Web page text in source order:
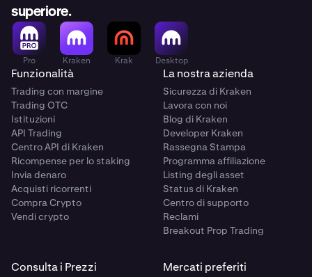
superiore.
Pro Kraken Krak Desktop
Funzionalità
Trading con margine
Trading OTC
Istituzioni
API Trading
Centro API di Kraken
Ricompense per lo staking
Invia denaro
Acquisti ricorrenti
Compra Crypto
Vendi crypto
La nostra azienda
Sicurezza di Kraken
Lavora con noi
Blog di Kraken
Developer Kraken
Rassegna Stampa
Programma affiliazione
Listing degli asset
Status di Kraken
Centro di supporto
Reclami
Breakout Prop Trading
Consulta i Prezzi Mercati preferiti